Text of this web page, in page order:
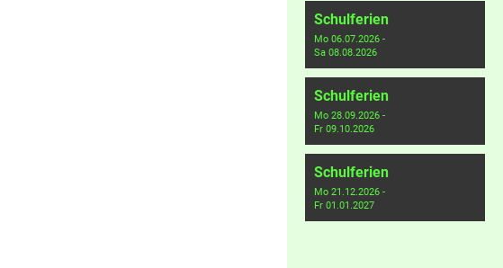
Schulferien
Mo 06.07.2026 -
Sa 08.08.2026
Schulferien
Mo 28.09.2026 -
Fr 09.10.2026
Schulferien
Mo 21.12.2026 -
Fr 01.01.2027